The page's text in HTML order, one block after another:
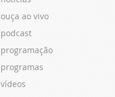
ouça ao vivo
podcast
programação
programas
vídeos